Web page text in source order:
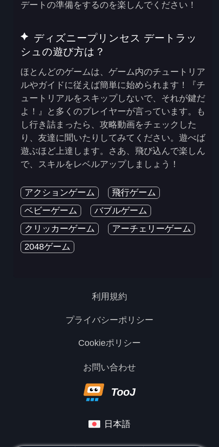
デートの準備をするのを楽しんでください！
ディズニープリンセス デートラッ
シュの遊び方は？
ほとんどのゲームは、ゲーム内のチュートリア
ルやガイドに従えば簡単に始められます！『チ
ュートリアルをスキップしないで、それが鍵だ
よ！』と多くのプレイヤーが言っています。も
し行き詰まったら、攻略動画をチェックした
り、友達に聞いたりしてみてください。遊べば
遊ぶほど上達します。さあ、飛び込んで楽しん
で、スキルをレベルアップしましょう！
アクションゲーム
飛行ゲーム
ベビーゲーム
バブルゲーム
クリッカーゲーム
アーチェリーゲーム
2048ゲーム
利用規約
プライバシーポリシー
Cookieポリシー
お問い合わせ
TooJ
日本語